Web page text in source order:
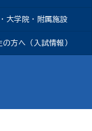
大学院・附属施設
の方へ（入試情報）